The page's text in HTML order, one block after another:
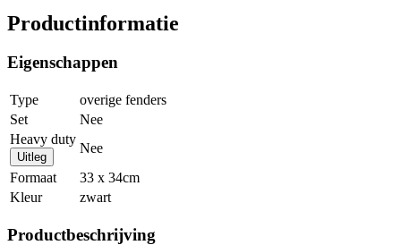
Productinformatie
Eigenschappen
Type
overige fenders
Set
Nee
Heavy duty
Uitleg
Nee
Formaat
33 x 34cm
Kleur
zwart
Productbeschrijving